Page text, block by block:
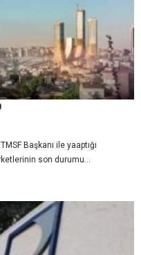
Başkanı ile yaaptığı
son durumu...